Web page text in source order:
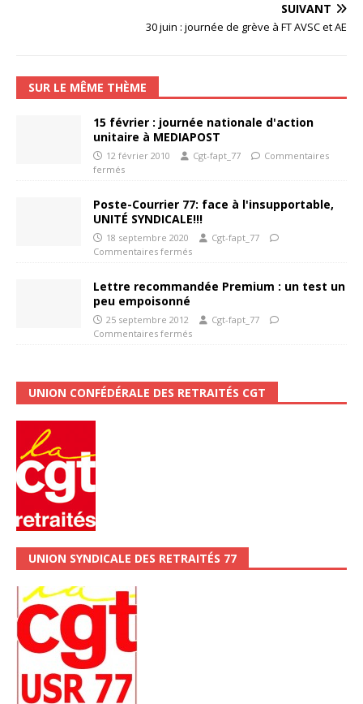
SUIVANT
30 juin : journée de grève à FT AVSC et AE
SUR LE MÊME THÈME
15 février : journée nationale d'action
unitaire à MEDIAPOST
12 février 2010 Cgt-fapt_77
Commentaires
fermés
Poste-Courrier 77: face à l'insupportable,
UNITÉ SYNDICALE!!!
18 septembre 2020
Cgt-fapt_77
Commentaires fermés
Lettre recommandée Premium : un test un
peu empoisonné
25 septembre 2012
Cgt-fapt_77
Commentaires fermés
UNION CONFÉDÉRALE DES RETRAITÉS CGT
UNION SYNDICALE DES RETRAITÉS 77